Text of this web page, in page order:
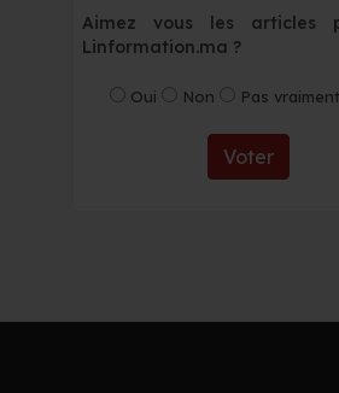
Aimez vous les articles
Linformation.ma ?
Oui Non Pas vraiment
Voter